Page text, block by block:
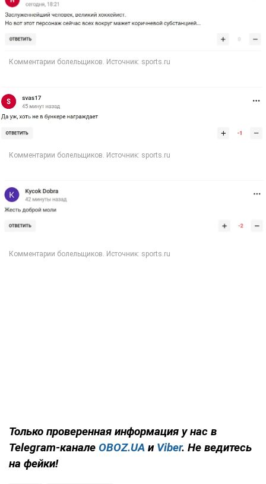
Только проверенная информация у нас в
Telegram-канале OBOZ.UA и Viber. Не ведитесь
на фейки!